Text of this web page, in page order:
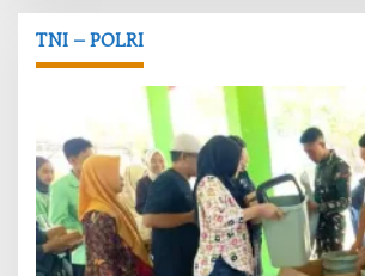
TNI – POLRI